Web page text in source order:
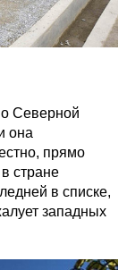
Северной
она
прямо
стране
в списке,
западных